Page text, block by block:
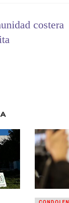
costera